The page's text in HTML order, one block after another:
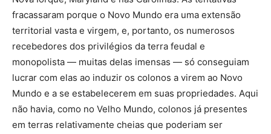
fracassaram porque o Novo Mundo era uma extensão
territorial vasta e virgem, e, portanto, os numerosos
recebedores dos privilégios da terra feudal e
monopolista — muitas delas imensas — só conseguiam
lucrar com elas ao induzir os colonos a virem ao Novo
Mundo e a se estabelecerem em suas propriedades. Aqui
não havia, como no Velho Mundo, colonos já presentes
em terras relativamente cheias que poderiam ser